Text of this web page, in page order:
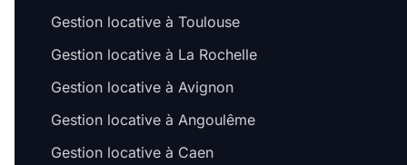
Gestion locative à Toulouse
Gestion locative à La Rochelle
Gestion locative à Avignon
Gestion locative à Angoulême
Gestion locative à Caen